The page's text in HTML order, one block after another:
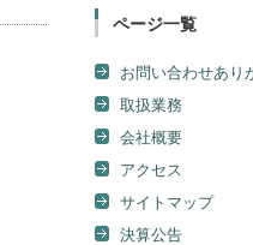
ページ一覧
お問い合わせあり
取扱業務
会社概要
アクセス
サイトマップ
決算公告